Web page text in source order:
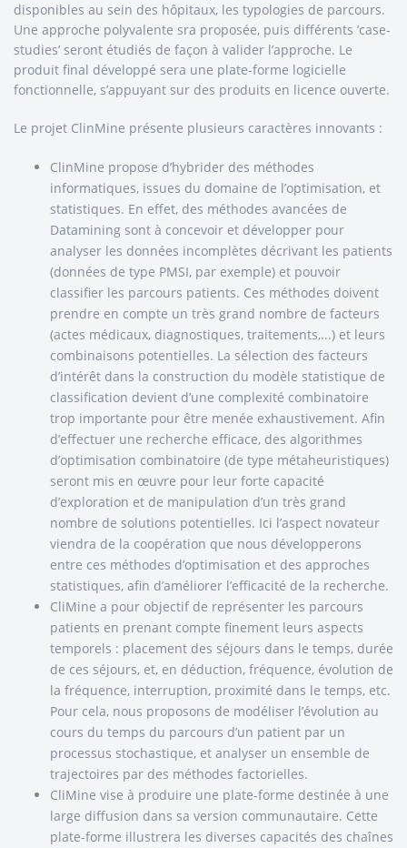
disponibles au sein des hôpitaux, les typologies de parcours.
Une approche polyvalente sra proposée, puis différents ’case-
studies’ seront étudiés de façon à valider l’approche. Le
produit final développé sera une plate-forme logicielle
fonctionnelle, s’appuyant sur des produits en licence ouverte.
Le projet ClinMine présente plusieurs caractères innovants :
ClinMine propose d’hybrider des méthodes
informatiques, issues du domaine de l’optimisation, et
statistiques. En effet, des méthodes avancées de
Datamining sont à concevoir et développer pour
analyser les données incomplètes décrivant les patients
(données de type PMSI, par exemple) et pouvoir
classifier les parcours patients. Ces méthodes doivent
prendre en compte un très grand nombre de facteurs
(actes médicaux, diagnostiques, traitements,...) et leurs
combinaisons potentielles. La sélection des facteurs
d’intérêt dans la construction du modèle statistique de
classification devient d’une complexité combinatoire
trop importante pour être menée exhaustivement. Afin
d’effectuer une recherche efficace, des algorithmes
d’optimisation combinatoire (de type métaheuristiques)
seront mis en œuvre pour leur forte capacité
d’exploration et de manipulation d’un très grand
nombre de solutions potentielles. Ici l’aspect novateur
viendra de la coopération que nous développerons
entre ces méthodes d’optimisation et des approches
statistiques, afin d’améliorer l’efficacité de la recherche.
CliMine a pour objectif de représenter les parcours
patients en prenant compte finement leurs aspects
temporels : placement des séjours dans le temps, durée
de ces séjours, et, en déduction, fréquence, évolution de
la fréquence, interruption, proximité dans le temps, etc.
Pour cela, nous proposons de modéliser l’évolution au
cours du temps du parcours d’un patient par un
processus stochastique, et analyser un ensemble de
trajectoires par des méthodes factorielles.
CliMine vise à produire une plate-forme destinée à une
large diffusion dans sa version communautaire. Cette
plate-forme illustrera les diverses capacités des chaînes